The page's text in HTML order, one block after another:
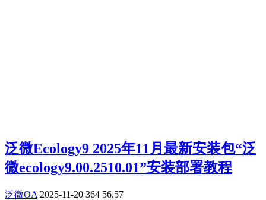
泛微Ecology9 2025年11月最新安装包“泛
微ecology9.00.2510.01”安装部署教程
泛微OA 2025-11-20 364 56.57